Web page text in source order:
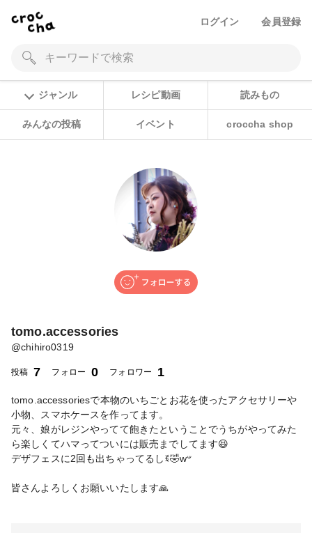
ログイン 会員登録
ジャンル レシピ動画 読みもの
みんなの投稿 イベント croccha shop
tomo.accessories
@chihiro0319
投稿 7 フォロー 0 フォロワー 1
tomo.accessoriesで本物のいちごとお花を使ったアクセサリーや
小物、スマホケースを作ってます。
元々、娘がレジンやってて飽きたということでうちがやってみた
ら楽しくてハマってついには販売までしてます😆
デザフェスに2回も出ちゃってるしꉂ🤣w‪𐤔
皆さんよろしくお願いいたします🙏